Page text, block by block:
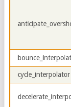
cycle_interpolator